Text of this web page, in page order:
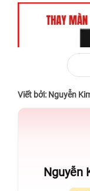
Viết bởi: Nguyễn
Nguyễn